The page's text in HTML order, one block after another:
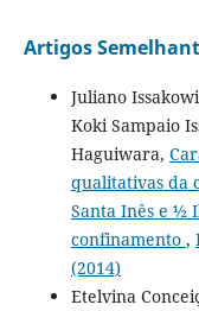
Artigos
Juliano
Koki Sampaio
Haguiwara,
qualitativas da
Santa Inês e ½
confinamento ,
(2014)
Etelvina